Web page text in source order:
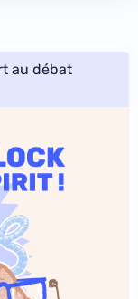
au débat